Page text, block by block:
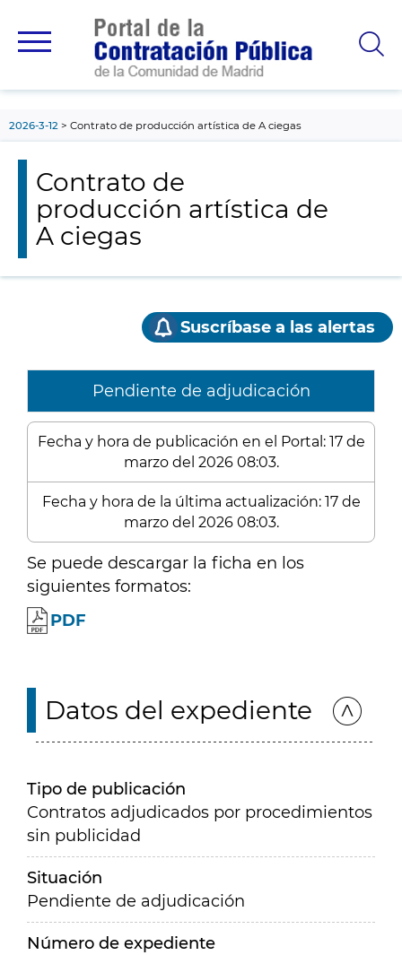
principal
2026-3-12 Contrato de producción artística de A ciegas
Contrato de
producción artística de
A ciegas
Suscríbase a las alertas
Pendiente de adjudicación
Fecha y hora de publicación en el Portal: 17 de
marzo del 2026 08:03.
Fecha y hora de la última actualización: 17 de
marzo del 2026 08:03.
Se puede descargar la ficha en los
siguientes formatos:
PDF
Datos del expediente
Tipo de publicación
Contratos adjudicados por procedimientos
sin publicidad
Situación
Pendiente de adjudicación
Número de expediente